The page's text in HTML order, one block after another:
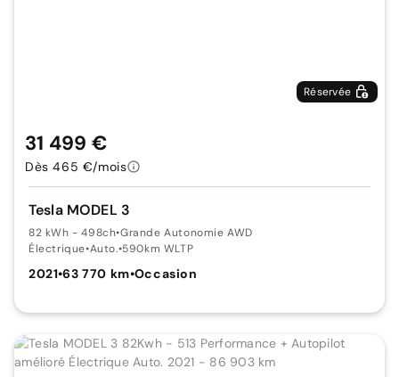
Réservée
Tesla MODEL 3
82 kWh - 498ch•Grande Autonomie AWD
Électrique•Auto.•590km WLTP
2021•63 770 km•Occasion
31 499 €
Dès 465 €/mois